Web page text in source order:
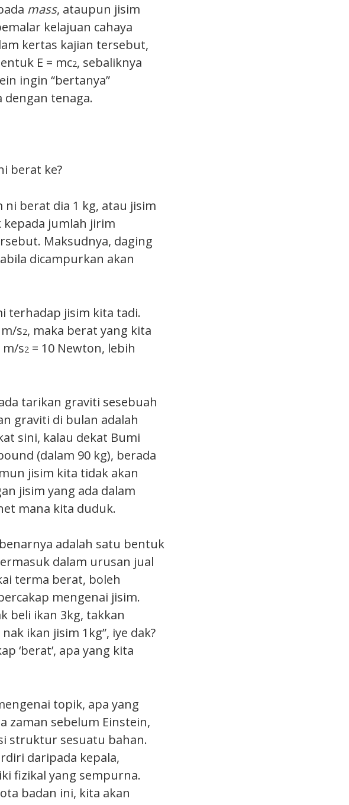
mass, ataupun jisim
kelajuan cahaya
kertas kajian tersebut,
E = mc2, sebaliknya
ingin “bertanya”
tenaga.
berat ke?
ni berat dia 1 kg, atau jisim
kepada jumlah jirim
Maksudnya, daging
dicampurkan akan
terhadap jisim kita tadi.
s2, maka berat yang kita
m/s2 = 10 Newton, lebih
tarikan graviti sesebuah
graviti di bulan adalah
sini, kalau dekat Bumi
(dalam 90 kg), berada
jisim kita tidak akan
jisim yang ada dalam
mana kita duduk.
adalah satu bentuk
dalam urusan jual
terma berat, boleh
mengenai jisim.
beli ikan 3kg, takkan
ikan jisim 1kg”, iye dak?
‘berat’, apa yang kita
topik, apa yang
zaman sebelum Einstein,
struktur sesuatu bahan.
daripada kepala,
fizikal yang sempurna.
badan ini, kita akan